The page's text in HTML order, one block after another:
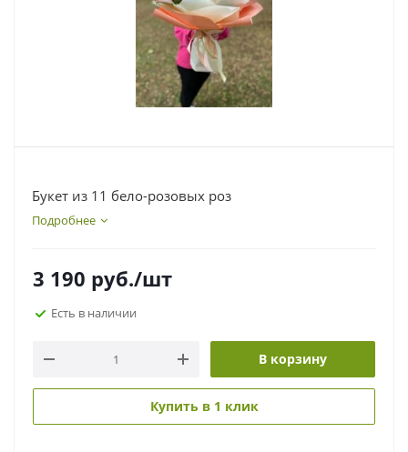
Букет из 11 бело-розовых роз
Подробнее
3 190 руб./шт
Есть в наличии
В корзину
Купить в 1 клик